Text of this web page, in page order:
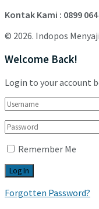
Kontak Kami : 0899
© 2026. Indopos
Welcome Back!
Login to your account
Remember Me
Forgotten Password?